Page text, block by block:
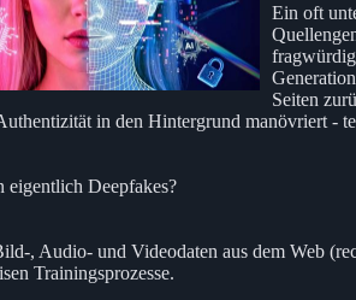
Ein oft
Seiten
in den Hintergrund manövriert -
eigentlich Deepfakes?
, Audio- und Videodaten aus dem Web
Trainingsprozesse.